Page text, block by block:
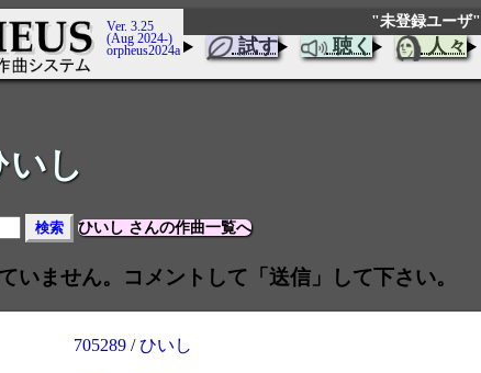
Ver. 3.25
(Aug 2024-)
orpheus2024a
"未登録ユーザ"
試す 聴く 人々
いし
ひいし さんの作曲一覧へ
いません。コメントして「送信」して下さい。
705289 /ひいし